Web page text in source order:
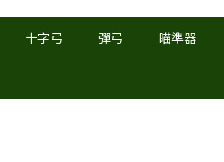
十字弓 彈弓 瞄準器